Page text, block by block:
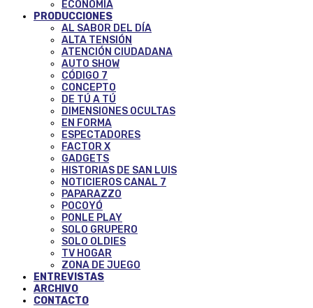
ECONOMÍA
PRODUCCIONES
AL SABOR DEL DÍA
ALTA TENSIÓN
ATENCIÓN CIUDADANA
AUTO SHOW
CÓDIGO 7
CONCEPTO
DE TÚ A TÚ
DIMENSIONES OCULTAS
EN FORMA
ESPECTADORES
FACTOR X
GADGETS
HISTORIAS DE SAN LUIS
NOTICIEROS CANAL 7
PAPARAZZO
POCOYÓ
PONLE PLAY
SOLO GRUPERO
SOLO OLDIES
TV HOGAR
ZONA DE JUEGO
ENTREVISTAS
ARCHIVO
CONTACTO